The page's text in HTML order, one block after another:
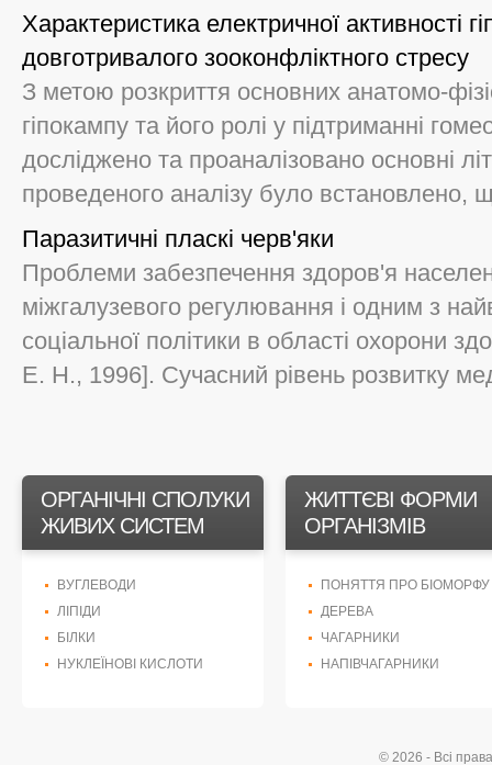
Характеристика електричної активності
довготривалого зооконфліктного стресу
З метою розкриття основних анатомо-
гіпокампу та його ролі у підтриманні
досліджено та проаналізовано основні
проведеного аналізу було встановлено,
Паразитичні пласкі черв'яки
Проблеми забезпечення здоров'я
міжгалузевого регулювання і одним з
соціальної політики в області охорони
Е. Н., 1996]. Сучасний рівень розвитку
ОРГАНІЧНІ СПОЛУКИ
ЖИВИХ СИСТЕМ
ВУГЛЕВОДИ
ЛІПІДИ
БІЛКИ
НУКЛЕЇНОВІ КИСЛОТИ
ЖИТТЄВІ ФОРМИ
ОРГАНІЗМІВ
ПОНЯТТЯ ПРО БІОМОРФУ
ДЕРЕВА
ЧАГАРНИКИ
НАПІВЧАГАРНИКИ
© 2026 - Всі